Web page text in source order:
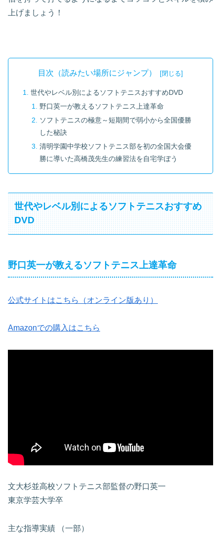
上げましょう！
目次（読みたい場所にジャンプ）
世代やレベル別によるソフトテニスおすすめDVD
野口英一が教えるソフトテニス上達革命
ソフトテニスの極意～短期間で弱小から全国優勝
した秘訣
清明学園中学校ソフトテニス部を初の全国大会優
勝に導いた高橋茂先生の練習法を自宅学ぼう
世代やレベル別によるソフトテニスおすすめ
DVD
野口英一が教えるソフトテニス上達革命
公式サイトはこちら（オンライン版あり）
Amazonでの購入はこちら
文大杉並高校ソフトテニス部監督の野口英一
東京学芸大学卒
主な指導実績 （一部）